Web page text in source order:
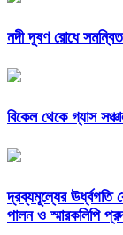
নদী দূষণ রোধে
বিকেল থেকে গ্যাস
দ্রব্যমূল্যের ঊর্ধ্বগতি
পালন ও স্মারকলিপি